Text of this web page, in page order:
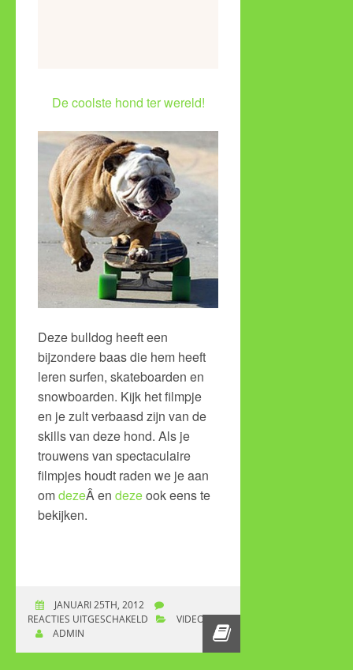
De coolste hond ter wereld!
Deze bulldog heeft een
bijzondere baas die hem heeft
leren surfen, skateboarden en
snowboarden. Kijk het filmpje
en je zult verbaasd zijn van de
skills van deze hond. Als je
trouwens van spectaculaire
filmpjes houdt raden we je aan
omdezeÂ en dezeook eens te
bekijken.
JANUARI 25TH, 2012
REACTIES UITGESCHAKELD VOOR DE COOLSTE
HOND TER WERELD
VIDEO
ADMIN